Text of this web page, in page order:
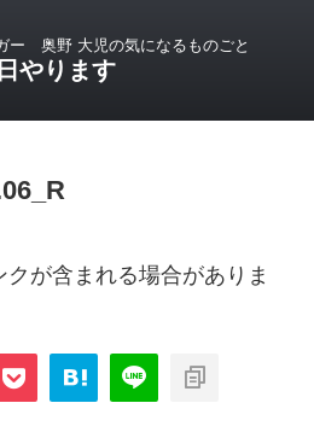
ー 奥野 大児の気になるものごと
やります
が含まれる場合がありま